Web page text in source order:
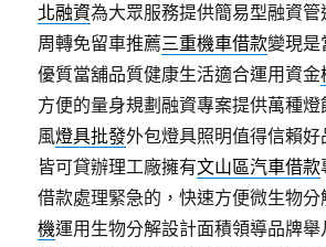
北融資為大眾服務提供簡易型融資
周轉免留車推薦三重機車借款變現是
優質當舖品質健康生活適合運用資金
方便的量身規劃融資專案提供萬種
風燈具批發外包燈具照明值得信賴
皆可貸辦理工廠擁有文山區汽車借款
借款處理緊急的，快速方便微生物分
機運用生物分解設計面積領導品牌